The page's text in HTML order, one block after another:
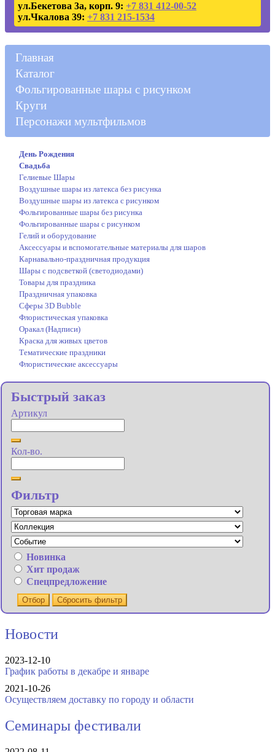
ул.Бекетова 3а, корп. 9: +7 831 412-00-52
ул.Чкалова 39: +7 831 215-1534
Главная
Каталог
Фольгированные шары с рисунком
Круги
Персонажи мультфильмов
День Рождения
Свадьба
Гелиевые Шары
Воздушные шары из латекса без рисунка
Воздушные шары из латекса с рисунком
Фольгированные шары без рисунка
Фольгированные шары с рисунком
Гелий и оборудование
Аксессуары и вспомогательные материалы для шаров
Карнавально-праздничная продукция
Шары с подсветкой (светодиодами)
Товары для праздника
Праздничная упаковка
Сферы 3D Bubble
Флористическая упаковка
Оракал (Надписи)
Краска для живых цветов
Тематические праздники
Флористические аксессуары
Быстрый заказ
Артикул
Кол-во.
Фильтр
Новинка
Хит продаж
Спецпредложение
Отбор Сбросить фильтр
Новости
2023-12-10
График работы в декабре и январе
2021-10-26
Осуществляем доставку по городу и области
Семинары фестивали